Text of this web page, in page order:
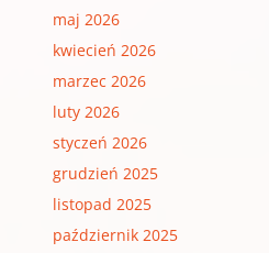
maj 2026
kwiecień 2026
marzec 2026
luty 2026
styczeń 2026
grudzień 2025
listopad 2025
październik 2025